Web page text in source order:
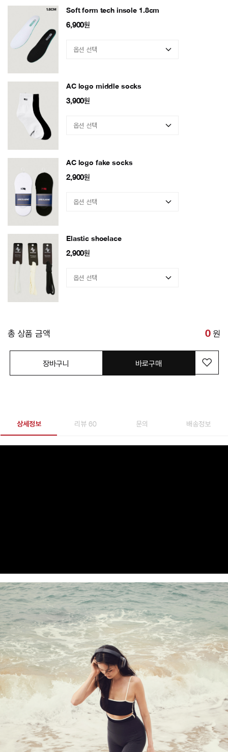
Soft form tech insole 1.8cm
6,900원
AC logo middle socks
3,900원
AC logo fake socks
2,900원
Elastic shoelace
2,900원
총 상품 금액 0 원
장바구니 바로구매
상세정보 리뷰 60 문의 배송정보